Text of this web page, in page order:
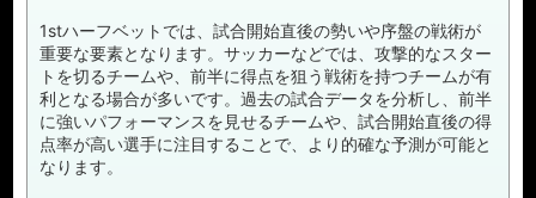
1stハーフベットでは、試合開始直後の勢いや序盤の戦術が
重要な要素となります。サッカーなどでは、攻撃的なスター
トを切るチームや、前半に得点を狙う戦術を持つチームが有
利となる場合が多いです。過去の試合データを分析し、前半
に強いパフォーマンスを見せるチームや、試合開始直後の得
点率が高い選手に注目することで、より的確な予測が可能と
なります。